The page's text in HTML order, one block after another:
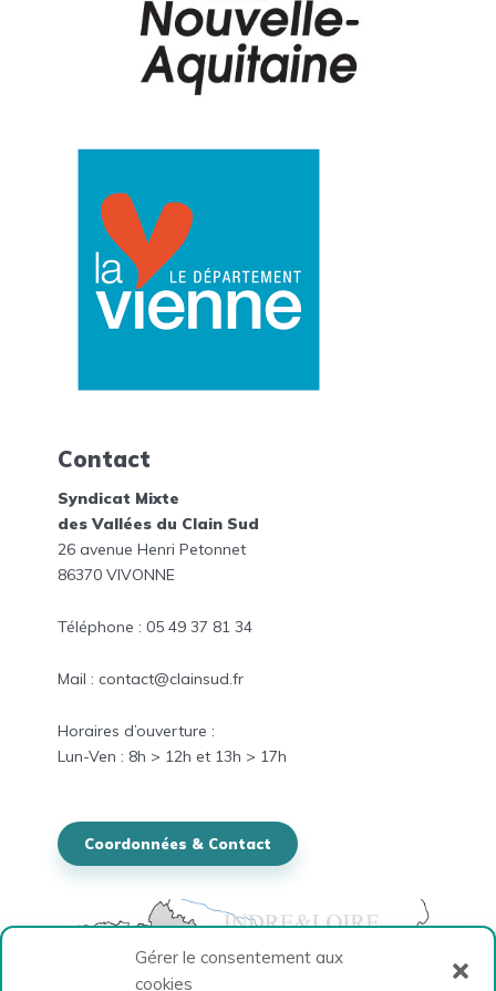
Gérer le consentement aux
cookies
Contact
Syndicat Mixte
des Vallées du Clain Sud
26 avenue Henri Petonnet
86370 VIVONNE
Téléphone : 05 49 37 81 34
Mail : contact@clainsud.fr
Horaires d’ouverture :
Lun-Ven : 8h > 12h et 13h > 17h
Coordonnées & Contact